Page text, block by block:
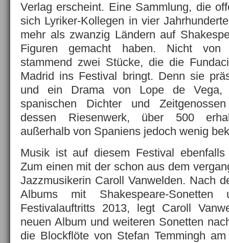
Verlag erscheint. Eine Sammlung, die
sich Lyriker-Kollegen in vier
mehr als zwanzig Ländern auf
Figuren gemacht haben. Nicht von
stammend zwei Stücke, die die
Madrid ins Festival bringt. Denn sie
und ein Drama von Lope de Vega,
spanischen Dichter und
dessen Riesenwerk, über 500
außerhalb von Spaniens jedoch wenig
Musik ist auf diesem Festival
Zum einen mit der schon aus dem
Jazzmusikerin Caroll Vanwelden. Nach
Albums mit Shakespeare-
Festivalauftritts 2013, legt Caroll
neuen Album und weiteren Sonetten
die Blockflöte von Stefan Temmingh